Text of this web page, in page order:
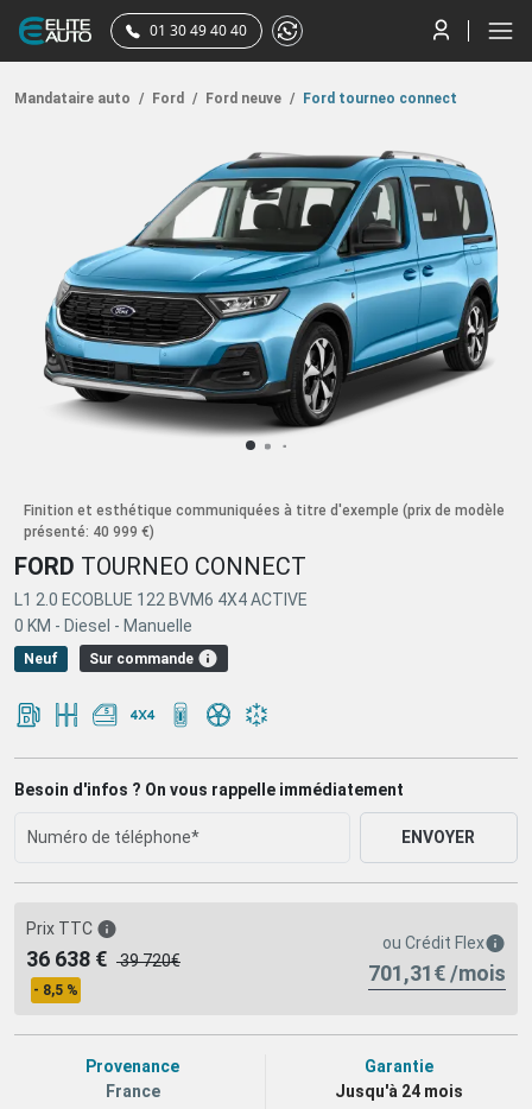
01 30 49 40 40
Mandataire auto / Ford / Ford neuve / Ford tourneo connect
Finition et esthétique communiquées à titre d'exemple (prix de modèle
présenté: 40 999 €)
FORD TOURNEO CONNECT
L1 2.0 ECOBLUE 122 BVM6 4X4 ACTIVE
0 KM - Diesel - Manuelle
Neuf Sur commande
Besoin d'infos ? On vous rappelle immédiatement
ENVOYER
Prix TTC
36 638 € 39 720€
- 8,5 %
ou Crédit Flex
701,31€ /mois
Provenance
France
Garantie
Jusqu'à 24 mois